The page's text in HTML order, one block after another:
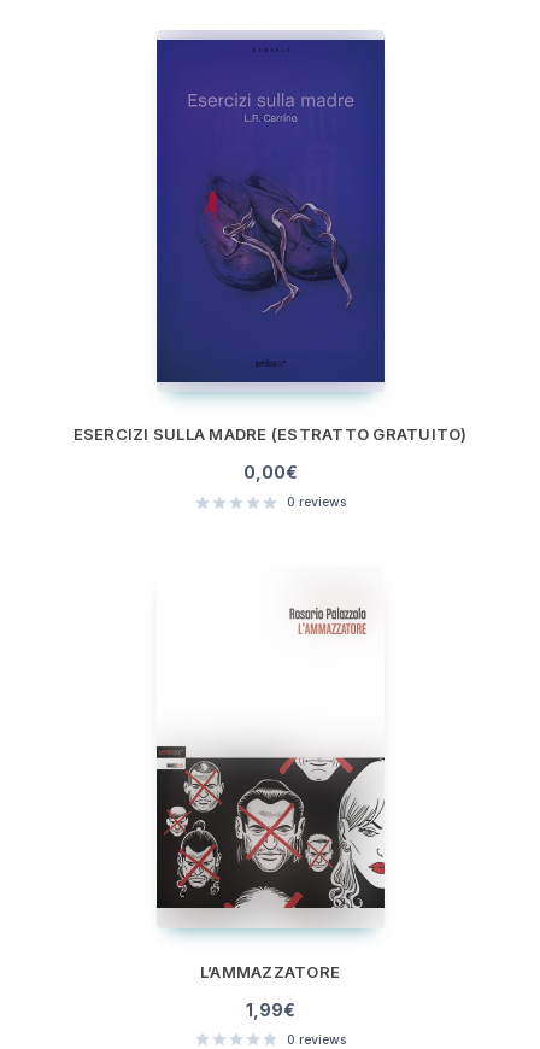
ESERCIZI SULLA MADRE (ESTRATTO GRATUITO)
0,00€
0 reviews
L’AMMAZZATORE
1,99€
0 reviews